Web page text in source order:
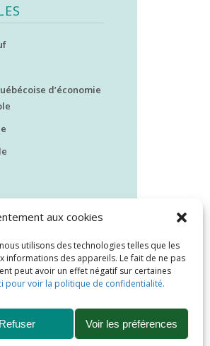
aux cookies
utilisons des technologies telles que les
informations des appareils. Le fait de ne pas
peut avoir un effet négatif sur certaines
pour voir la politique de confidentialité.
Refuser Voir les préférences
d’économie